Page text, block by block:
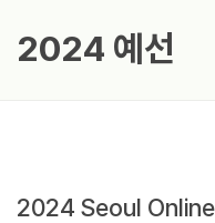
2024 예선
2024 Seoul